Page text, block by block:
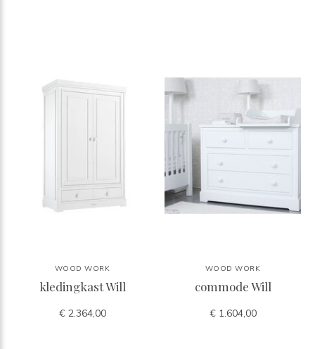
WOOD WORK
kledingkast Will
€ 2.364,00
WOOD WORK
commode Will
€ 1.604,00